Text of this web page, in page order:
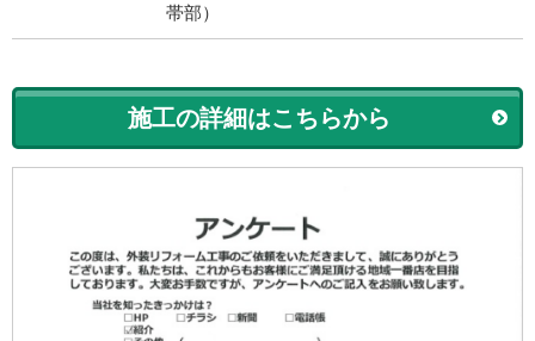
帯部）
施工の詳細はこちらから